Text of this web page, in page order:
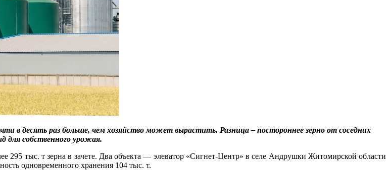
в десять раз больше, чем хозяйство может вырастить. Разница – постороннее зерно от соседних
для собственного урожая.
295 тыс. т зерна в зачете. Два объекта — элеватор «Сигнет-Центр» в селе Андрушки Житомирской области
одновременного хранения 104 тыс. т.